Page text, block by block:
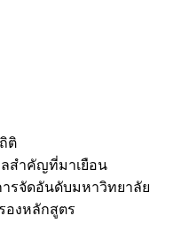
ติ
สำคัญที่มาเยือน
ารจัดอันดับมหาวิทยาลัย
องหลักสูตร